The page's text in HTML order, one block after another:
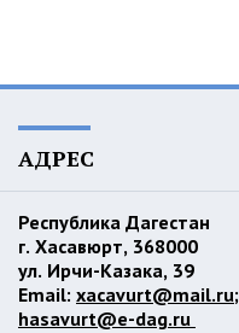
АДРЕС
Республика Дагестан
г. Хасавюрт, 368000
ул. Ирчи-Казака, 39
Email: xacavurt@mail.ru;
hasavurt@e-dag.ru